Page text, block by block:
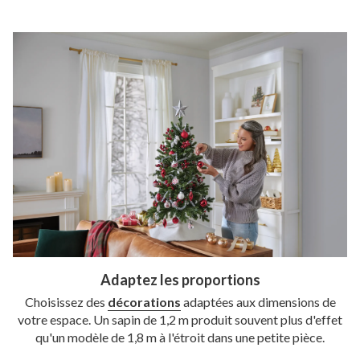
Adaptez les proportions
Choisissez des décorations adaptées aux dimensions de
votre espace. Un sapin de 1,2 m produit souvent plus d'effet
qu'un modèle de 1,8 m à l'étroit dans une petite pièce.